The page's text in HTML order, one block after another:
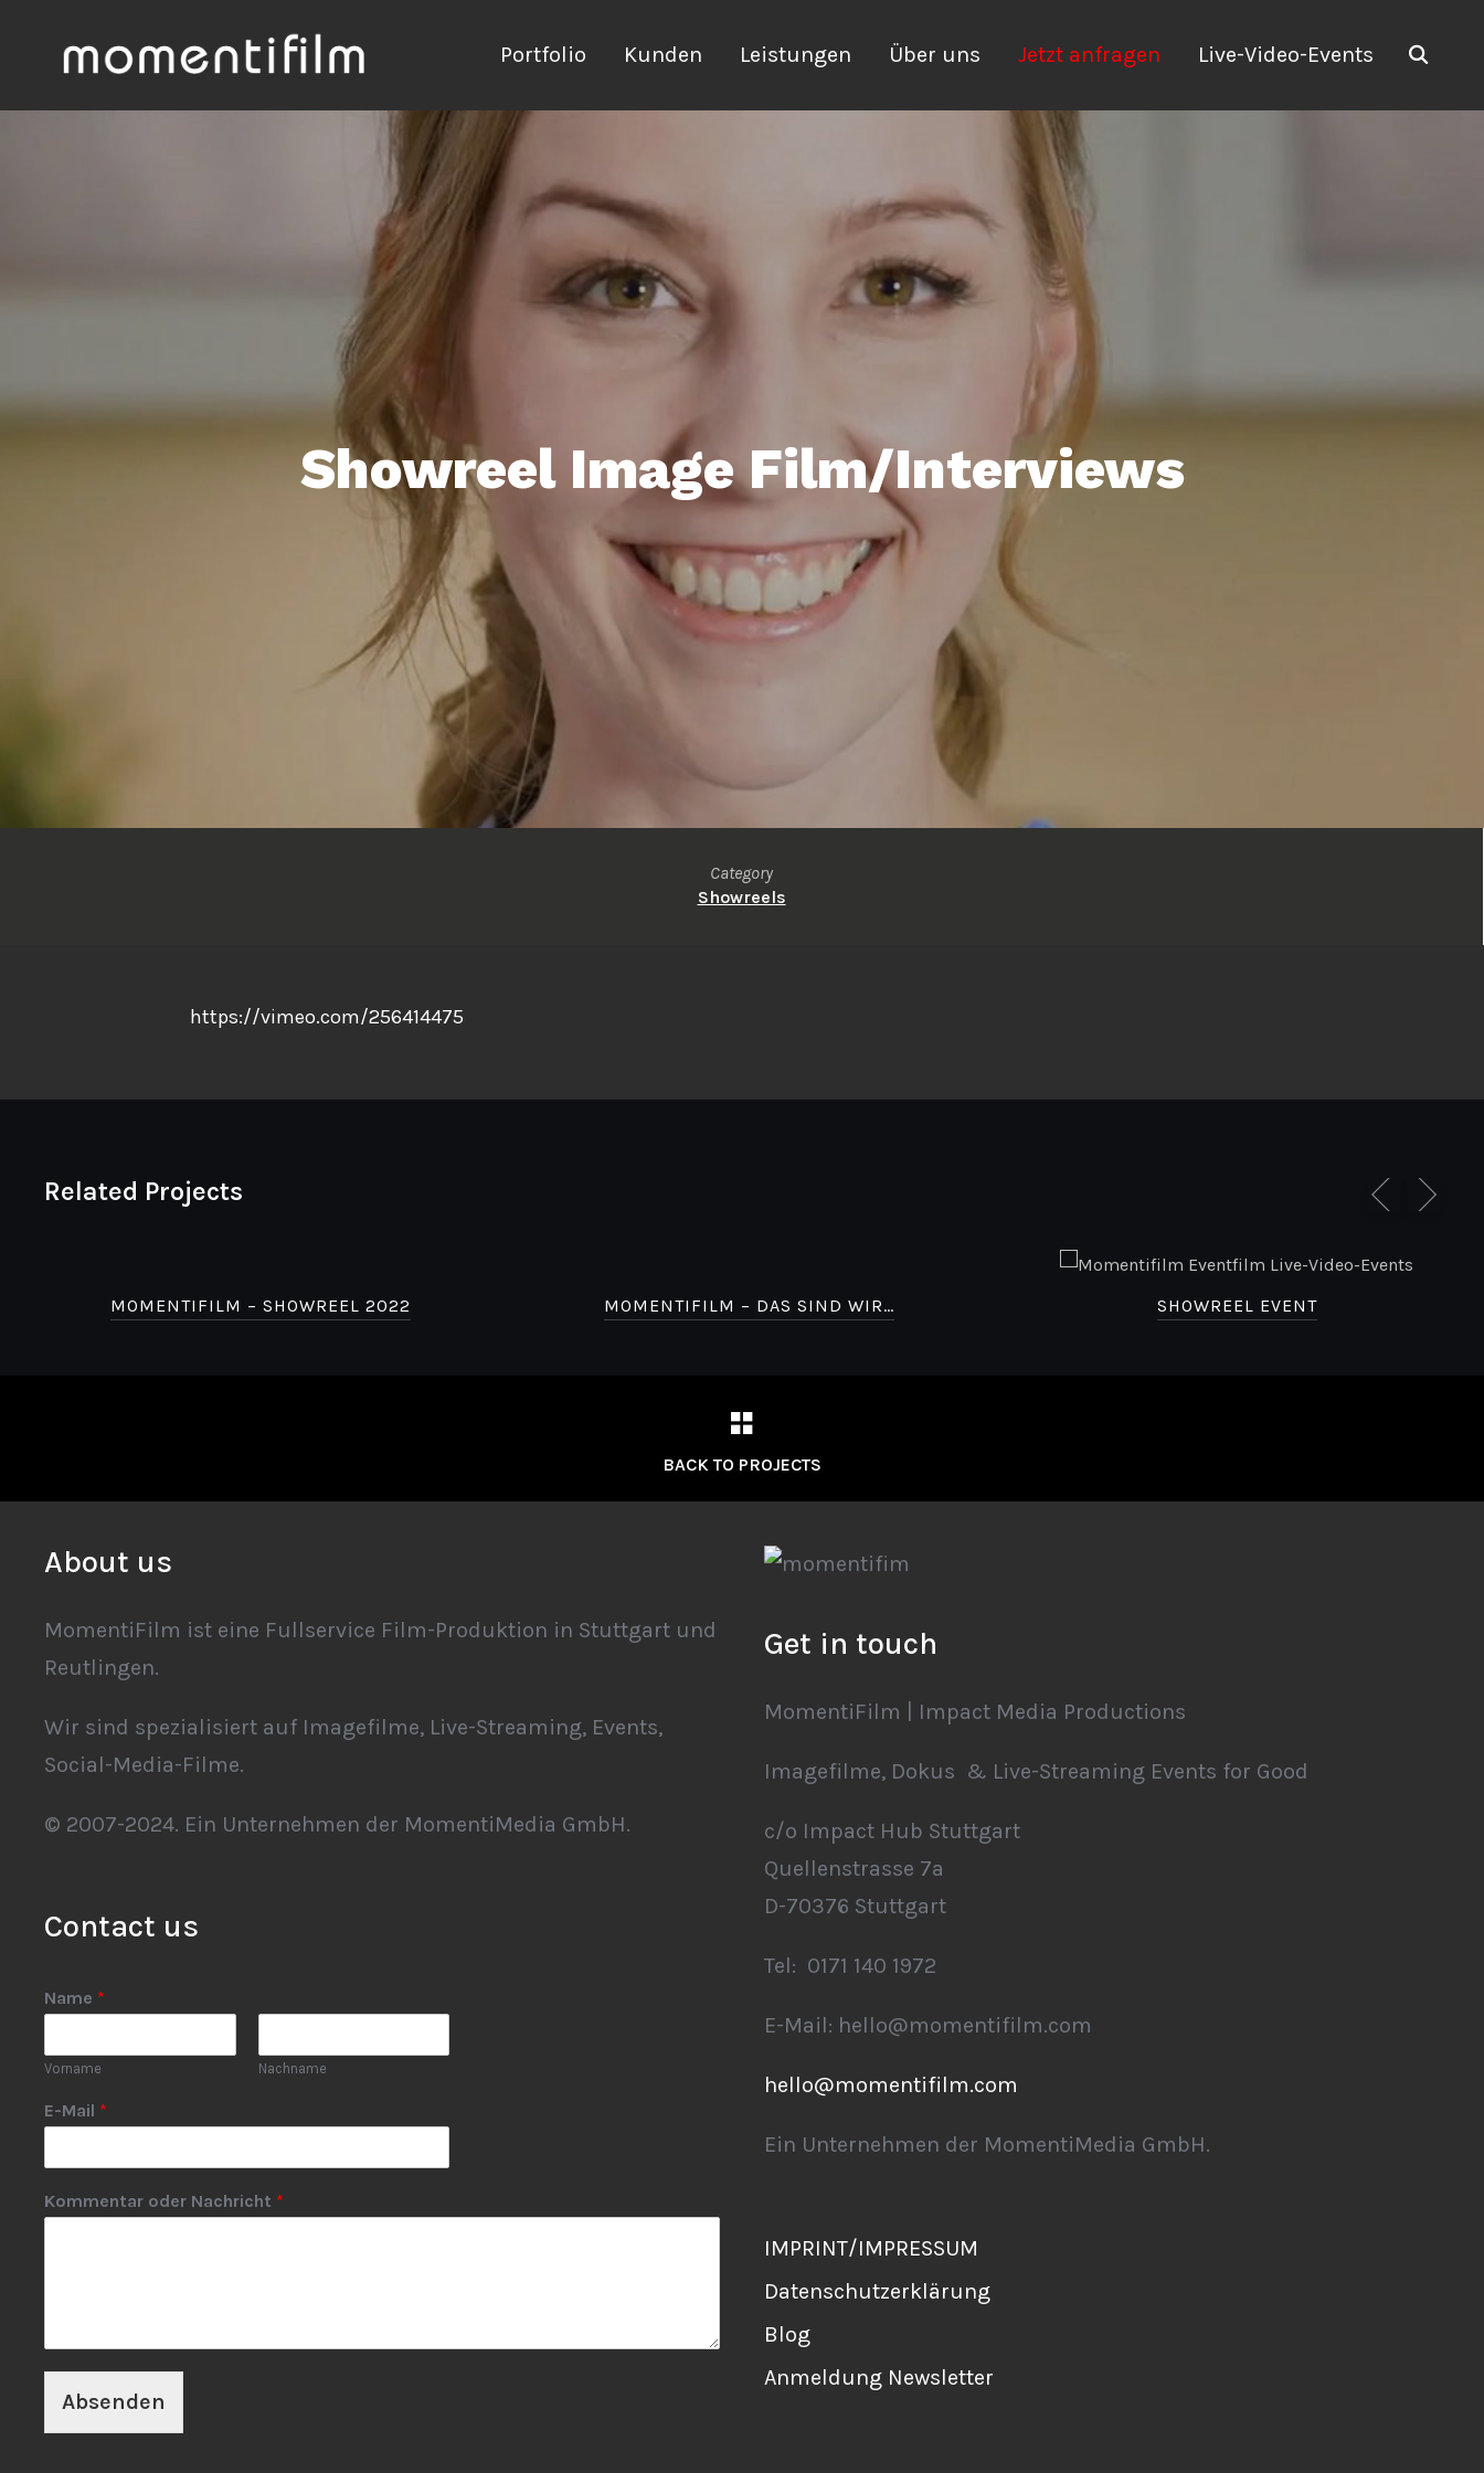
Portfolio Kunden Leistungen Über uns Jetzt anfragen Live-Video-Events
Showreel Image Film/Interviews
Category
Showreels
https://vimeo.com/256414475
Related Projects
MOMENTIFILM – SHOWREEL 2022 MOMENTIFILM – DAS SIND WIR… SHOWREEL EVENT
BACK TO PROJECTS
About us
MomentiFilm ist eine Fullservice Film-Produktion in Stuttgart und
Reutlingen.
Wir sind spezialisiert auf Imagefilme, Live-Streaming, Events,
Social-Media-Filme.
© 2007-2024. Ein Unternehmen der MomentiMedia GmbH.
Contact us
Name *
Vorname Nachname
E-Mail *
Kommentar oder Nachricht *
Absenden
Get in touch
MomentiFilm | Impact Media Productions
Imagefilme, Dokus & Live-Streaming Events for Good
c/o Impact Hub Stuttgart
Quellenstrasse 7a
D-70376 Stuttgart
Tel: 0171 140 1972
E-Mail: hello@momentifilm.com
hello@momentifilm.com
Ein Unternehmen der MomentiMedia GmbH.
IMPRINT/IMPRESSUM
Datenschutzerklärung
Blog
Anmeldung Newsletter